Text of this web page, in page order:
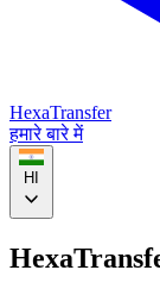
HexaTransfer
हमारे बारे में
HI